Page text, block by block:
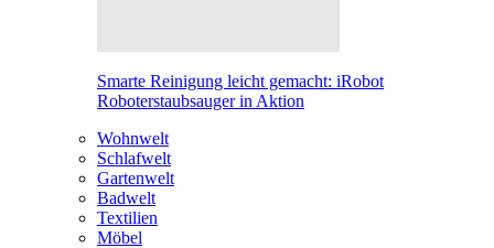
Smarte Reinigung leicht gemacht: iRobot
Roboterstaubsauger in Aktion
Wohnwelt
Schlafwelt
Gartenwelt
Badwelt
Textilien
Möbel